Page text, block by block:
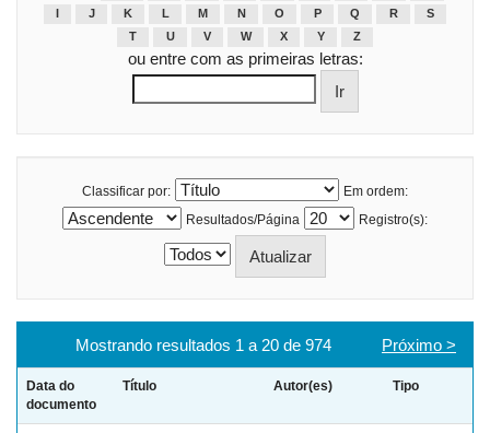
J K L M N O P Q R
S
T
U V W X Y Z
ou entre com as primeiras letras:
Classificar por:
Em ordem:
Resultados/Página
Registro(s):
Mostrando resultados 1 a 20 de 974 Próximo >
Data do
documento
Título Autor(es) Tipo